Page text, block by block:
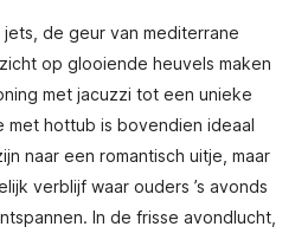
de geur van mediterrane
op glooiende heuvels maken
met jacuzzi tot een unieke
met hottub is bovendien ideaal
naar een romantisch uitje, maar
verblijf waar ouders ’s avonds
In de frisse avondlucht,